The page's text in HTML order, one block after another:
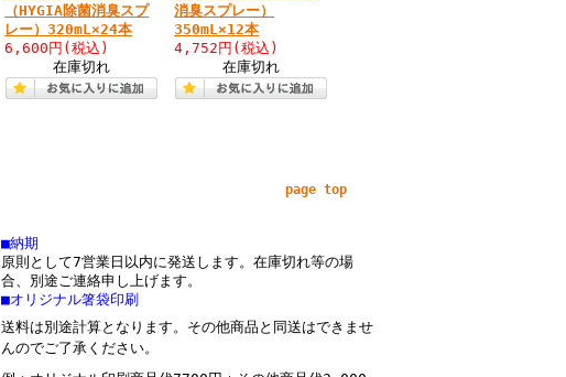
（HYGIA除菌消臭スプ
レー）320mL×24本
6,600円 (税込)
在庫切れ
消臭スプレー）
350mL×12本
4,752円 (税込)
在庫切れ
page top
■納期
原則として7営業日以内に発送します。在庫切れ等の場
合、別途ご連絡申し上げます。
■オリジナル箸袋印刷
送料は別途計算となります。その他商品と同送はできませ
んのでご了承ください。